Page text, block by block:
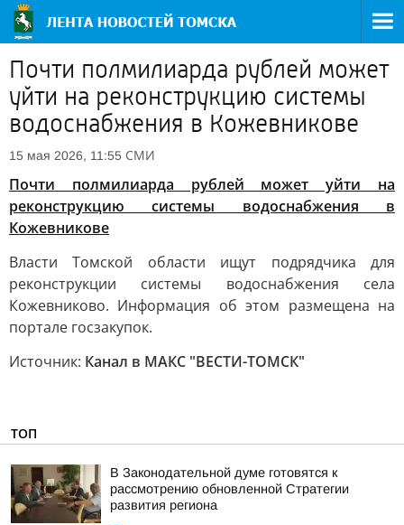
Почти полмилиарда рублей может
уйти на реконструкцию системы
водоснабжения в Кожевникове
15 мая 2026, 11:55 СМИ
Почти полмилиарда рублей может уйти на
реконструкцию системы водоснабжения в
Кожевникове
Власти Томской области ищут подрядчика для
реконструкции системы водоснабжения села
Кожевниково. Информация об этом размещена на
портале госзакупок.
Источник: Канал в МАКС "ВЕСТИ-ТОМСК"
ТОП
В Законодательной думе готовятся к
рассмотрению обновленной Стратегии
развития региона